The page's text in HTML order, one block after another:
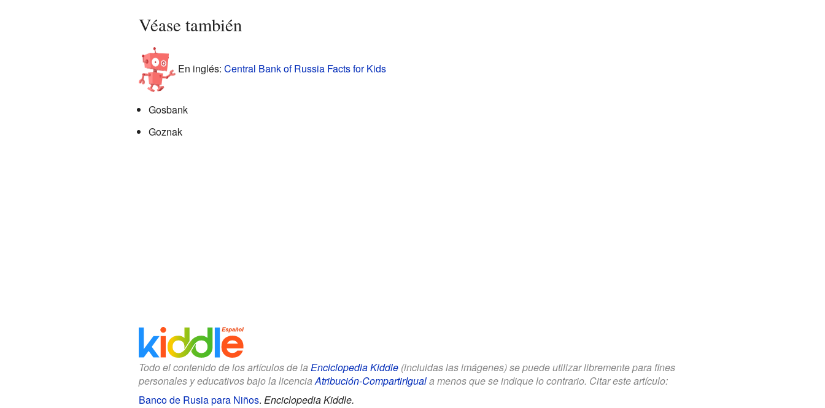
Véase también
En inglés: Central Bank of Russia Facts for Kids
Gosbank
Goznak
Todo el contenido de los artículos de la Enciclopedia Kiddle(incluidas las imágenes) se puede utilizar libremente para fines
personales y educativos bajo la licencia Atribución-CompartirIguala menos que se indique lo contrario. Citar este artículo:
Banco de Rusia para Niños. Enciclopedia Kiddle.